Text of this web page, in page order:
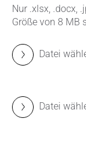
Nur .xlsx, .docx,
Größe von 8 MB
Datei
Datei